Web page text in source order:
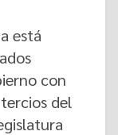
está
con
del